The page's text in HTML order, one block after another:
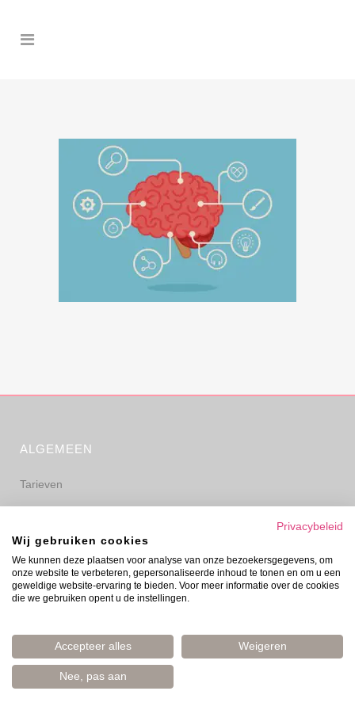
ALGEMEEN
Tarieven
Privacyverklaring
Disclaimer
Privacybeleid
Wij gebruiken cookies
We kunnen deze plaatsen voor analyse van onze bezoekersgegevens, om
onze website te verbeteren, gepersonaliseerde inhoud te tonen en om u een
geweldige website-ervaring te bieden. Voor meer informatie over de cookies
die we gebruiken opent u de instellingen.
Accepteer alles Weigeren
Nee, pas aan